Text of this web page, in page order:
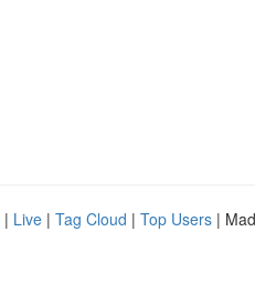
| Live | Tag Cloud | Top Users |